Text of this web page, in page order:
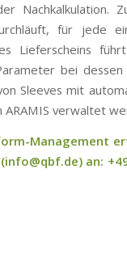
Nachkalkulation.
für jede
Lieferscheins
bei
Sleeves mit
ARAMIS verwaltet
Management
an: